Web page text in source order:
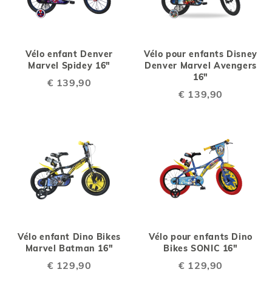
Vélo enfant Denver
Marvel Spidey 16"
€ 139,90
Vélo pour enfants Disney
Denver Marvel Avengers
16"
€ 139,90
Vélo enfant Dino Bikes
Marvel Batman 16"
€ 129,90
Vélo pour enfants Dino
Bikes SONIC 16"
€ 129,90